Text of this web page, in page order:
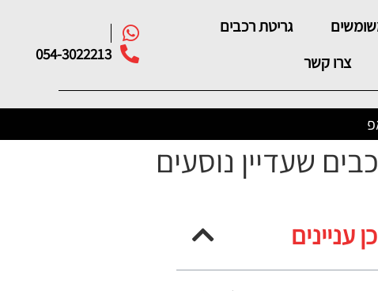
גריטת רכבים
צרו קשר 054-3022213
שעדיין נוסעים
עניינים